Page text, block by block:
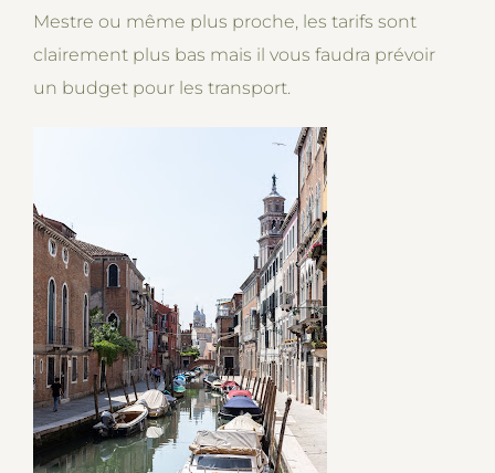
Mestre ou même plus proche, les tarifs sont
clairement plus bas mais il vous faudra prévoir
un budget pour les transport.